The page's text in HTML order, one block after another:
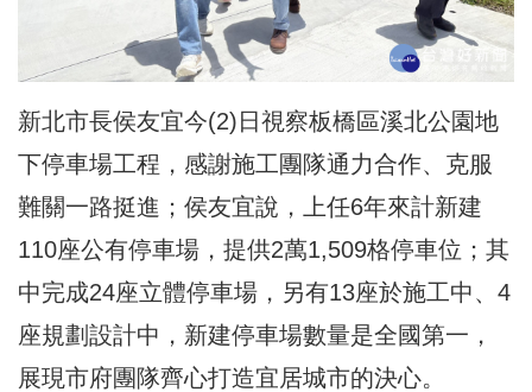
新北市長侯友宜今(2)日視察板橋區溪北公園地
下停車場工程 ，感謝施工團隊通力合作、克服
難關一路挺進；侯友宜說，上任6年來計新建
110座公有停車場，提供2萬1,509格停車位；其
中完成24座立體停車場，另有13座於施工中、4
座規劃設計中，新建停車場數量是全國第一，
展現市府團隊齊心打造宜居城市的決心。